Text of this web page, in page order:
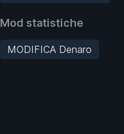
Mod statistiche
MODIFICA Denaro